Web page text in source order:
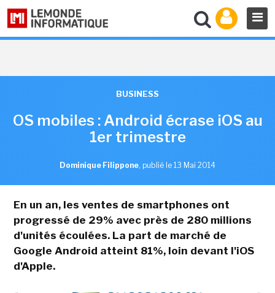
BUSINESS
OS mobiles : Android écrase iOS au
1er trimestre
Dominique Filippone, publié le 13 Mai 2014
En un an, les ventes de smartphones ont
progressé de 29% avec près de 280 millions
d'unités écoulées. La part de marché de
Google Android atteint 81%, loin devant l'iOS
d'Apple.